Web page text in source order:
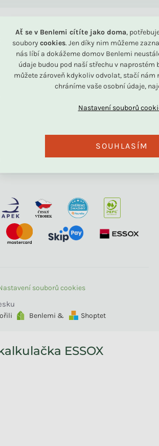
Ať se v Benlemi cítíte jako doma,
soubory cookies. Jen díky nim můžeme
nás líbí a dokážeme domov Benlemi
údaje budou pod naší střechu v naprostém
můžete zároveň kdykoliv odvolat, stačí nám
chráníme vaše osobní údaje,
SOUHLASÍM
Benlemi.sk Benlemi.com
Benlemi.ro
Benlemi & Shoptet
ESSOX